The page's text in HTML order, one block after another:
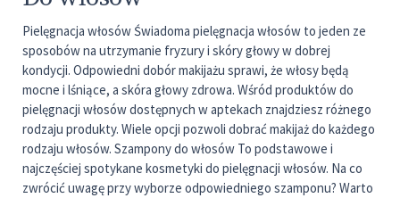
Pielęgnacja włosów Świadoma pielęgnacja włosów to jeden ze
sposobów na utrzymanie fryzury i skóry głowy w dobrej
kondycji. Odpowiedni dobór makijażu sprawi, że włosy będą
mocne i lśniące, a skóra głowy zdrowa. Wśród produktów do
pielęgnacji włosów dostępnych w aptekach znajdziesz różnego
rodzaju produkty. Wiele opcji pozwoli dobrać makijaż do każdego
rodzaju włosów. Szampony do włosów To podstawowe i
najczęściej spotykane kosmetyki do pielęgnacji włosów. Na co
zwrócić uwagę przy wyborze odpowiedniego szamponu? Warto